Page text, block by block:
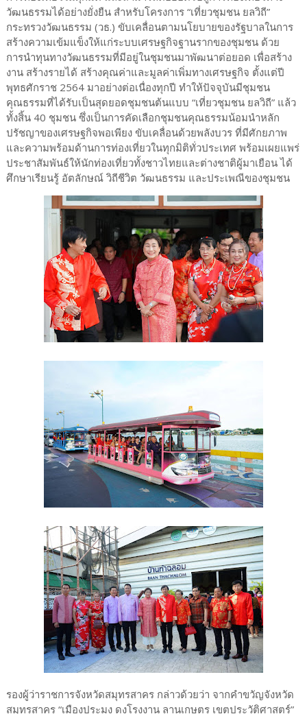
วัฒนธรรมได้อย่างยั่งยืน สำหรับโครงการ “เที่ยวชุมชน ยลวิถี”
กระทรวงวัฒนธรรม (วธ.) ขับเคลื่อนตามนโยบายของรัฐบาลในการ
สร้างความเข้มแข็งให้แก่ระบบเศรษฐกิจฐานรากของชุมชน ด้วย
การนำทุนทางวัฒนธรรมที่มีอยู่ในชุมชนมาพัฒนาต่อยอด เพื่อสร้าง
งาน สร้างรายได้ สร้างคุณค่าและมูลค่าเพิ่มทางเศรษฐกิจ ตั้งแต่ปี
พุทธศักราช 2564 มาอย่างต่อเนื่องทุกปี ทำให้ปัจจุบันมีชุมชน
คุณธรรมที่ได้รับเป็นสุดยอดชุมชนต้นแบบ “เที่ยวชุมชน ยลวิถี” แล้ว
ทั้งสิ้น 40 ชุมชน ซึ่งเป็นการคัดเลือกชุมชนคุณธรรมน้อมนำหลัก
ปรัชญาของเศรษฐกิจพอเพียง ขับเคลื่อนด้วยพลังบวร ที่มีศักยภาพ
และความพร้อมด้านการท่องเที่ยวในทุกมิติทั่วประเทศ พร้อมเผยแพร่
ประชาสัมพันธ์ให้นักท่องเที่ยวทั้งชาวไทยและต่างชาติผู้มาเยือน ได้
ศึกษาเรียนรู้ อัตลักษณ์ วิถีชีวิต วัฒนธรรม และประเพณีของชุมชน
รองผู้ว่าราชการจังหวัดสมุทรสาคร กล่าวด้วยว่า จากคำขวัญจังหวัด
สมุทรสาคร “เมืองประมง ดงโรงงาน ลานเกษตร เขตประวัติศาสตร์”